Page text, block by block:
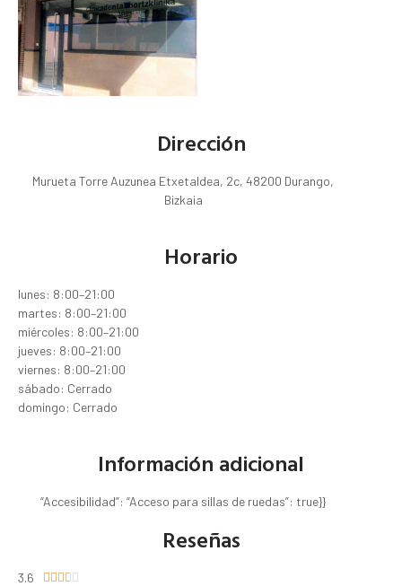
Dirección
Murueta Torre Auzunea Etxetaldea, 2c, 48200 Durango,
Bizkaia
Horario
lunes: 8:00–21:00
martes: 8:00–21:00
miércoles: 8:00–21:00
jueves: 8:00–21:00
viernes: 8:00–21:00
sábado: Cerrado
domingo: Cerrado
Información adicional
“Accesibilidad”: “Acceso para sillas de ruedas”: true}}
Reseñas
3.6 